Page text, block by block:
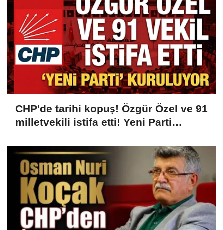
CHP'de tarihi kopuş! Özgür Özel ve 91
milletvekili istifa etti! Yeni Parti